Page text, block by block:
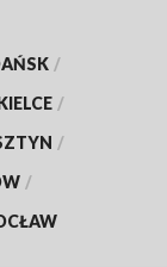
/
/
/
/